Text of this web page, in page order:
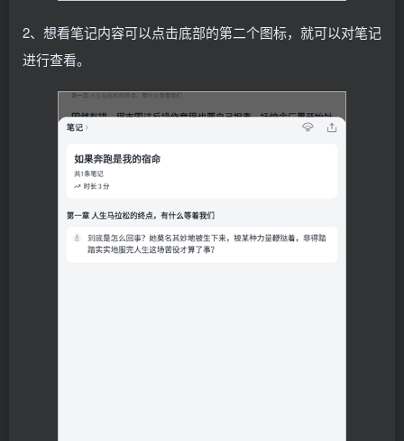
2、想看笔记内容可以点击底部的第二个图标，就可以对笔记
进行查看。